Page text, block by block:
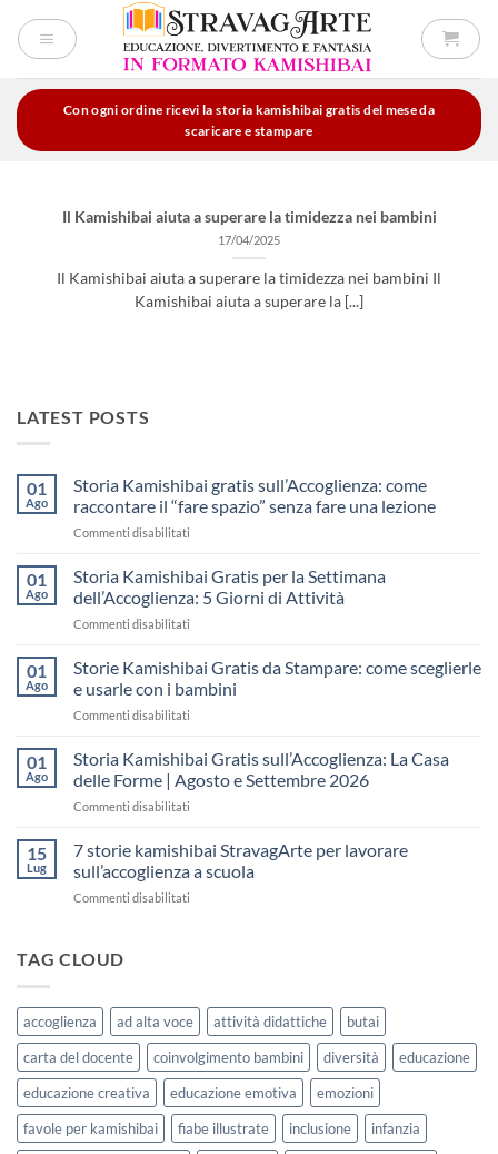
Con ogni ordine ricevi la storia kamishibai gratis del mese da
scaricare e stampare
Il Kamishibai aiuta a superare la timidezza nei bambini
17/04/2025
Il Kamishibai aiuta a superare la timidezza nei bambini Il
Kamishibai aiuta a superare la [...]
LATEST POSTS
01
Ago
Storia Kamishibai gratis sull’Accoglienza: come
raccontare il “fare spazio” senza fare una lezione
Commenti disabilitati
Kamishibai
sull’Accoglienza:
il
“fare
una
lezione
01
Ago
Storia Kamishibai Gratis per la Settimana
dell’Accoglienza: 5 Giorni di Attività
Commenti disabilitati
Kamishibai
per
dell’Accoglienza:
Giorni
01
Ago
Storie Kamishibai Gratis da Stampare: come sceglierle
e usarle con i bambini
Commenti disabilitati
Kamishibai
da
sceglierle
01
Ago
Storia Kamishibai Gratis sull’Accoglienza: La Casa
delle Forme | Agosto e Settembre 2026
Commenti disabilitati
Kamishibai
sull’Accoglienza:
Settembre
2026
15
Lug
7 storie kamishibai StravagArte per lavorare
sull’accoglienza a scuola
Commenti disabilitati
lavorare
sull’accoglienza
a
scuola
TAG CLOUD
accoglienza ad alta voce attività didattiche
butai
carta del docente
coinvolgimento bambini diversità
educazione
educazione creativa
educazione emotiva
emozioni
favole per kamishibai
fiabe illustrate inclusione
infanzia